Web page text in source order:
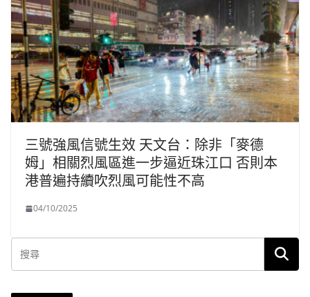
三號強風信號生效 天文台：除非「麥德
姆」相關烈風區進一步逼近珠江口 否則本
港普遍持續吹烈風可能性不高
04/10/2025